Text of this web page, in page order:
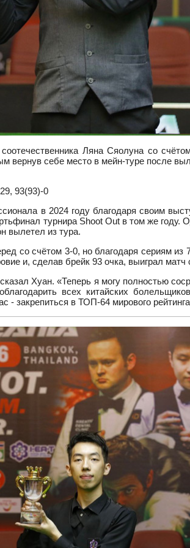
Ляна Сяолуна со
вернув себе место в мейн-туре после
93(93)-0
в 2024 году благодаря своим
турнира Shoot Out в том же году.
вылетел из тура.
со счётом 3-0, но благодаря сериям из
и, сделав брейк 93 очка, выиграл
Хуан. «Теперь я могу полностью
всех китайских
- закрепиться в ТОП-64 мирового